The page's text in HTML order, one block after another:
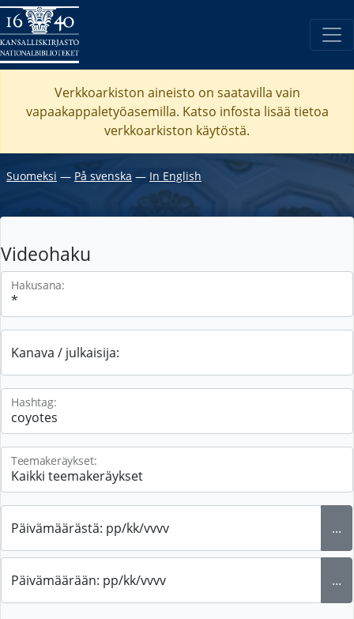
Verkkoarkiston aineisto on saatavilla vain
vapaakappaletyöasemilla. Katso infosta lisää tietoa
verkkoarkiston käytöstä.
Suomeksi ― På svenska ― In English
Videohaku
Hakusana:
Kanava / julkaisija:
Hashtag:
Teemakeräykset:
Päivämäärästä: pp/kk/vvvv ...
Päivämäärään: pp/kk/vvvv ...